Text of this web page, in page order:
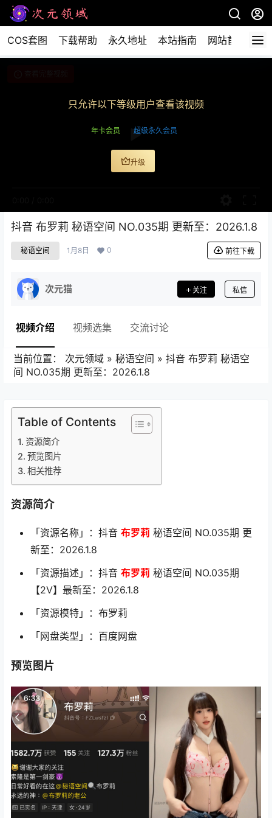
COS套图 下载帮助 永久地址 本站指南 网站首页
只允许以下等级用户查看该视频
年卡会员 超级永久会员
升级
抖音 布罗莉 秘语空间 NO.035期 更新至：2026.1.8
秘语空间 1月8日 0 前往下载
次元猫 关注 私信
视频介绍 视频选集 交流讨论
当前位置： 次元领域 » 秘语空间 » 抖音 布罗莉 秘语空
间 NO.035期 更新至：2026.1.8
Table of Contents
资源简介
预览图片
相关推荐
资源简介
「资源名称」：抖音 布罗莉 秘语空间 NO.035期 更
新至：2026.1.8
「资源描述」：抖音 布罗莉 秘语空间 NO.035期
【2V】最新至：2026.1.8
「资源模特」：布罗莉
「网盘类型」：百度网盘
预览图片